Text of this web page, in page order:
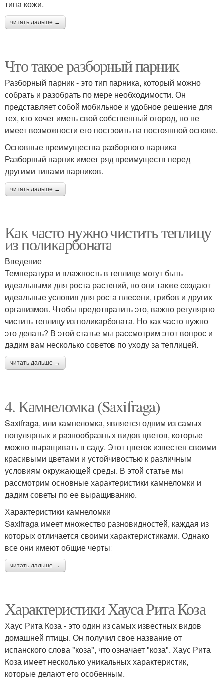
типа кожи.
читать дальше →
Что такое разборный парник
Разборный парник - это тип парника, который можно
собрать и разобрать по мере необходимости. Он
представляет собой мобильное и удобное решение для
тех, кто хочет иметь свой собственный огород, но не
имеет возможности его построить на постоянной основе.
Основные преимущества разборного парника
Разборный парник имеет ряд преимуществ перед
другими типами парников.
читать дальше →
Как часто нужно чистить теплицу
из поликарбоната
Введение
Температура и влажность в теплице могут быть
идеальными для роста растений, но они также создают
идеальные условия для роста плесени, грибов и других
организмов. Чтобы предотвратить это, важно регулярно
чистить теплицу из поликарбоната. Но как часто нужно
это делать? В этой статье мы рассмотрим этот вопрос и
дадим вам несколько советов по уходу за теплицей.
читать дальше →
4. Камнеломка (Saxifraga)
Saxifraga, или камнеломка, является одним из самых
популярных и разнообразных видов цветов, которые
можно выращивать в саду. Этот цветок известен своими
красивыми цветами и устойчивостью к различным
условиям окружающей среды. В этой статье мы
рассмотрим основные характеристики камнеломки и
дадим советы по ее выращиванию.
Характеристики камнеломки
Saxifraga имеет множество разновидностей, каждая из
которых отличается своими характеристиками. Однако
все они имеют общие черты:
читать дальше →
Характеристики Хауса Рита Коза
Хаус Рита Коза - это один из самых известных видов
домашней птицы. Он получил свое название от
испанского слова "коза", что означает "коза". Хаус Рита
Коза имеет несколько уникальных характеристик,
которые делают его особенным.